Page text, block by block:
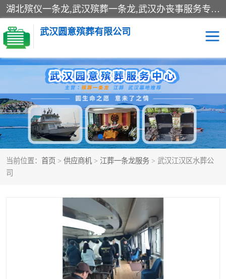
湖北殡仪一条龙,武汉殡葬一条龙,武汉办丧事服务专理红白佛事、病人临终关怀、医院或家中老人去世穿寿衣、灵车遗体接运、殡仪馆告别厅预约、办理火葬场手续、民俗丧事策划、遗体告别仪式、民俗礼仪服务、殡葬礼仪策划、陵园墓位导购、寺庙塔位择吉、往生功德策划、民俗功德策划、异地殡葬礼仪服务、异地骨灰接送返乡
武汉圆意殡葬有限公司
当前位置： 首页 > 供应商机 > 江葬一条龙服务 > 武汉江汉区水葬公
司
殡葬一条龙服务 江葬一条龙服务
武汉锦辉天堂文化园 仙鹤湖湿地公园
长乐园陵园 万福净土陵园
武汉市阳逻九龙宫陵园 石门峰人文纪念园